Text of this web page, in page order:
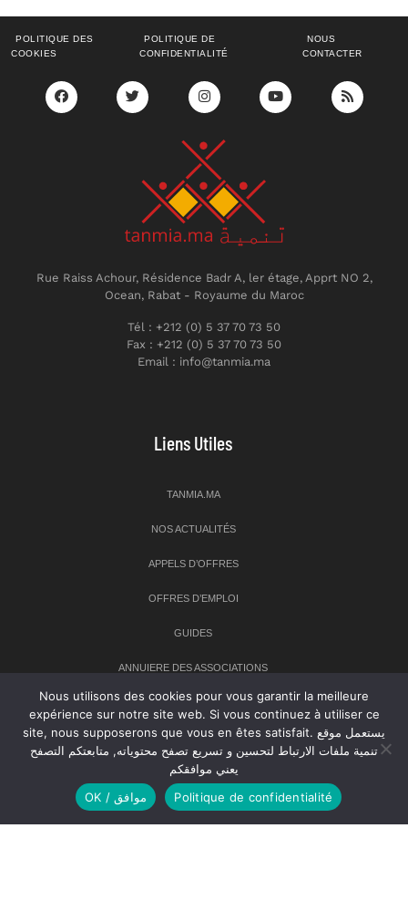
POLITIQUE DES
COOKIES
POLITIQUE DE
CONFIDENTIALITÉ
NOUS
CONTACTER
Rue Raiss Achour, Résidence Badr A, ler étage, Apprt NO 2,
Ocean, Rabat - Royaume du Maroc
Tél : +212 (0) 5 37 70 73 50
Fax : +212 (0) 5 37 70 73 50
Email : info@tanmia.ma
Liens Utiles
TANMIA.MA
NOS ACTUALITÉS
APPELS D’OFFRES
OFFRES D’EMPLOI
GUIDES
ANNUIERE DES ASSOCIATIONS
Newsletter
Inscrivez-vous à notre newsletter pour recevoir les dernières
nouvelles sur TANMIA
Nous utilisons des cookies pour vous garantir la meilleure
expérience sur notre site web. Si vous continuez à utiliser ce
site, nous supposerons que vous en êtes satisfait. يستعمل موقع
تنمية ملفات الارتباط لتحسين و تسريع تصفح محتوياته, متابعتكم التصفح
يعني موافقكم
OK / موافق
Politique de confidentialité